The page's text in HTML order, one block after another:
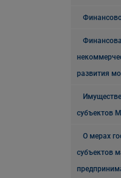
развития
субъектов
О мерах
субъектов